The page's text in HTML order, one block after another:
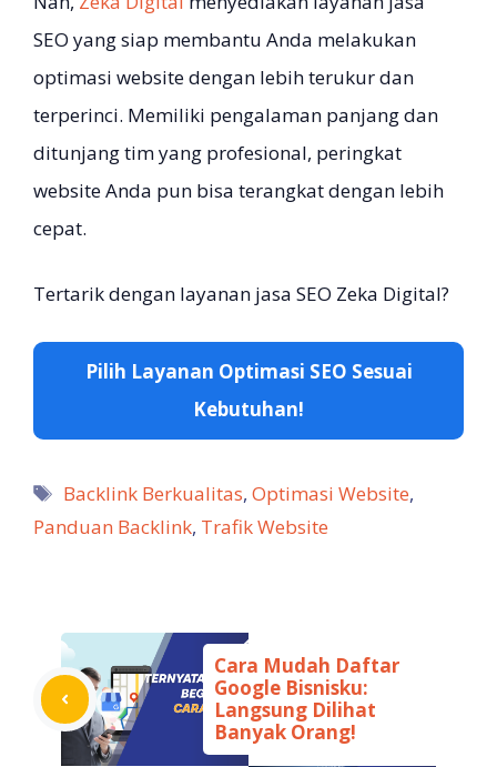
SEO yang siap membantu Anda melakukan
optimasi website dengan lebih terukur dan
terperinci. Memiliki pengalaman panjang dan
ditunjang tim yang profesional, peringkat
website Anda pun bisa terangkat dengan lebih
cepat.
Tertarik dengan layanan jasa SEO Zeka Digital?
Pilih Layanan Optimasi SEO Sesuai
Kebutuhan!
Tag
Backlink Berkualitas,Optimasi Website,
Panduan Backlink, Trafik Website
Cara Mudah Daftar
Google Bisnisku:
Langsung Dilihat
Banyak Orang!